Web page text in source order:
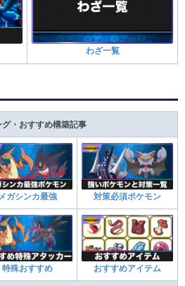
わざ一覧
グ・おすすめ構築記事
メガシンカ最強 対策必須ポケモン
特殊おすすめ おすすめアイテム